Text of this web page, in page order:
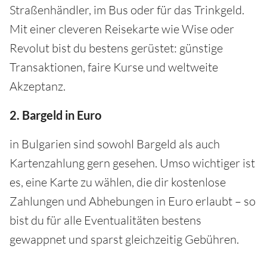
Straßenhändler, im Bus oder für das Trinkgeld.
Mit einer cleveren Reisekarte wie Wise oder
Revolut bist du bestens gerüstet: günstige
Transaktionen, faire Kurse und weltweite
Akzeptanz.
2. Bargeld in Euro
in Bulgarien sind sowohl Bargeld als auch
Kartenzahlung gern gesehen. Umso wichtiger ist
es, eine Karte zu wählen, die dir kostenlose
Zahlungen und Abhebungen in Euro erlaubt – so
bist du für alle Eventualitäten bestens
gewappnet und sparst gleichzeitig Gebühren.